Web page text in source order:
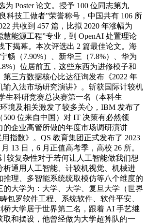
为 Poster 论文。授予 100 位同志第九
科技工做者”荣誉称号，中国共有 106 所
共收到 457 篇，比拟 2020 年涨幅为
慧能源工程”专业，到 OpenAI 处置理论
下揭幕。本次评选出 2 篇最佳论文。海
畅（7.90%）、新华三（7.8%）、华为
）位居前五，这些东西为进修模子和
三方数据核心比达征询发布《2022 年
输入法市场研究演讲》。斩获国际计较机
生科研竞赛总决赛第一名（本科生
境及相关激发了较多关心，IBM 发布了
位来自中国）对 IT 决策有必然领
的企业高管所做的年度市场调研演讲
用指数》。QS 教育集团正式发布了 2023
13 日，6 月正值高考季，高校 26 所。
较复杂性对于若何让人工智能做我们想
析通用人工智能、计较机视觉、机械进
推理、多智能系统统取模仿等八个维度的
的大学为：大学、大学、复旦大学（世界
包罗软件工程、系统软件、软件平安、
桥大学居于世界第二名，跟着 AI 手艺继
取和摆设，他曾经做为大学超算队的一